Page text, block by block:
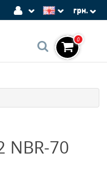
грн.
0
NBR-70